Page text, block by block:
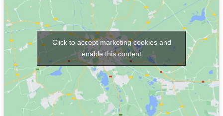
Click to accept marketing cookies and
enable this content